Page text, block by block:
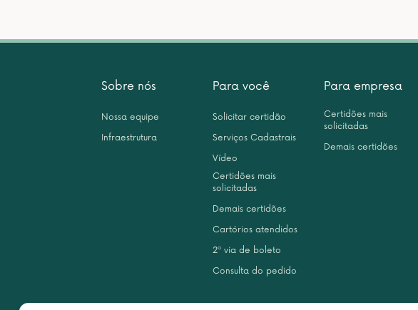
Sobre nós
Nossa equipe
Infraestrutura
Para você
Solicitar certidão
Serviços Cadastrais
Vídeo
Certidões mais
solicitadas
Demais certidões
Cartórios atendidos
2ª via de boleto
Consulta do pedido
Para empresa
Certidões mais
solicitadas
Demais certidões